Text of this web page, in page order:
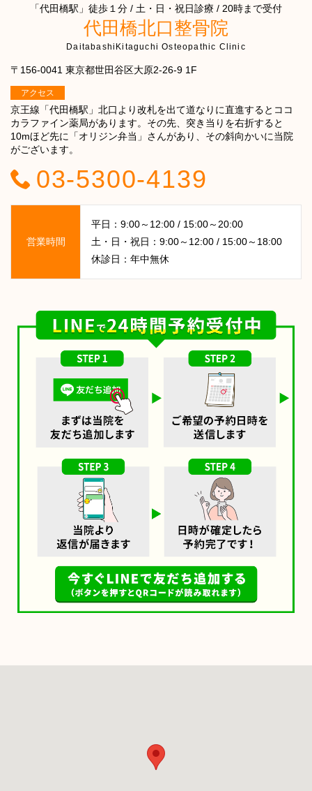
「代田橋駅」徒歩１分 / 土・日・祝日診療 / 20時まで受付
代田橋北口整骨院
DaitabashiKitaguchi Osteopathic Clinic
〒156-0041 東京都世田谷区大原2-26-9 1F
アクセス
京王線「代田橋駅」北口より改札を出て道なりに直進するとココ
カラファイン薬局があります。その先、突き当りを右折すると
10mほど先に「オリジン弁当」さんがあり、その斜向かいに当院
がございます。
03-5300-4139
営業時間
平日：9:00～12:00 / 15:00～20:00
土・日・祝日：9:00～12:00 / 15:00～18:00
休診日：年中無休